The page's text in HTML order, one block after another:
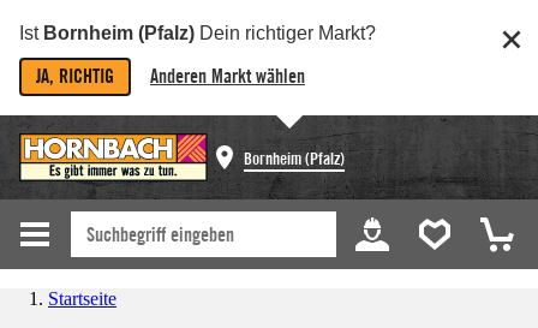
Ist Bornheim (Pfalz) Dein richtiger Markt?
JA, RICHTIG Anderen Markt wählen
Bornheim (Pfalz)
Startseite